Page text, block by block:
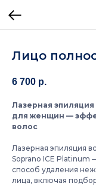
Лицо
6 700 р.
Лазерная
для женщин —
волос
Лазерная эпиляция
Soprano ICE
способ удаления
лица, включая